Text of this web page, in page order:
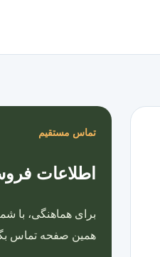
تماس مستقیم
اطلاعات
برای هماهنگی، با
همین صفحه تماس